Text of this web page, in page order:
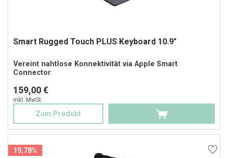
Smart Rugged Touch PLUS Keyboard 10.9"
Vereint nahtlose Konnektivität via Apple Smart
Connector
159,00 €
inkl. MwSt.
Zum Produkt
19,78%